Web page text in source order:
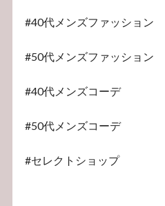
#40代メンズファッション
#50代メンズファッション
#40代メンズコーデ
#50代メンズコーデ
#セレクトショップ